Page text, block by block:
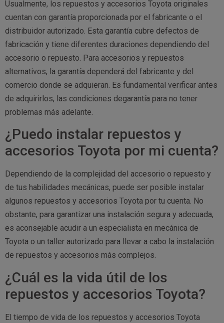
Usualmente, los repuestos y accesorios Toyota originales
cuentan con garantía proporcionada por el fabricante o el
distribuidor autorizado. Esta garantía cubre defectos de
fabricación y tiene diferentes duraciones dependiendo del
accesorio o repuesto. Para accesorios y repuestos
alternativos, la garantía dependerá del fabricante y del
comercio donde se adquieran. Es fundamental verificar antes
de adquirirlos, las condiciones degarantía para no tener
problemas más adelante.
¿Puedo instalar repuestos y
accesorios Toyota por mi cuenta?
Dependiendo de la complejidad del accesorio o repuesto y
de tus habilidades mecánicas, puede ser posible instalar
algunos repuestos y accesorios Toyota por tu cuenta. No
obstante, para garantizar una instalación segura y adecuada,
es aconsejable acudir a un especialista en mecánica de
Toyota o un taller autorizado para llevar a cabo la instalación
de repuestos y accesorios más complejos.
¿Cuál es la vida útil de los
repuestos y accesorios Toyota?
El tiempo de vida de los repuestos y accesorios Toyota